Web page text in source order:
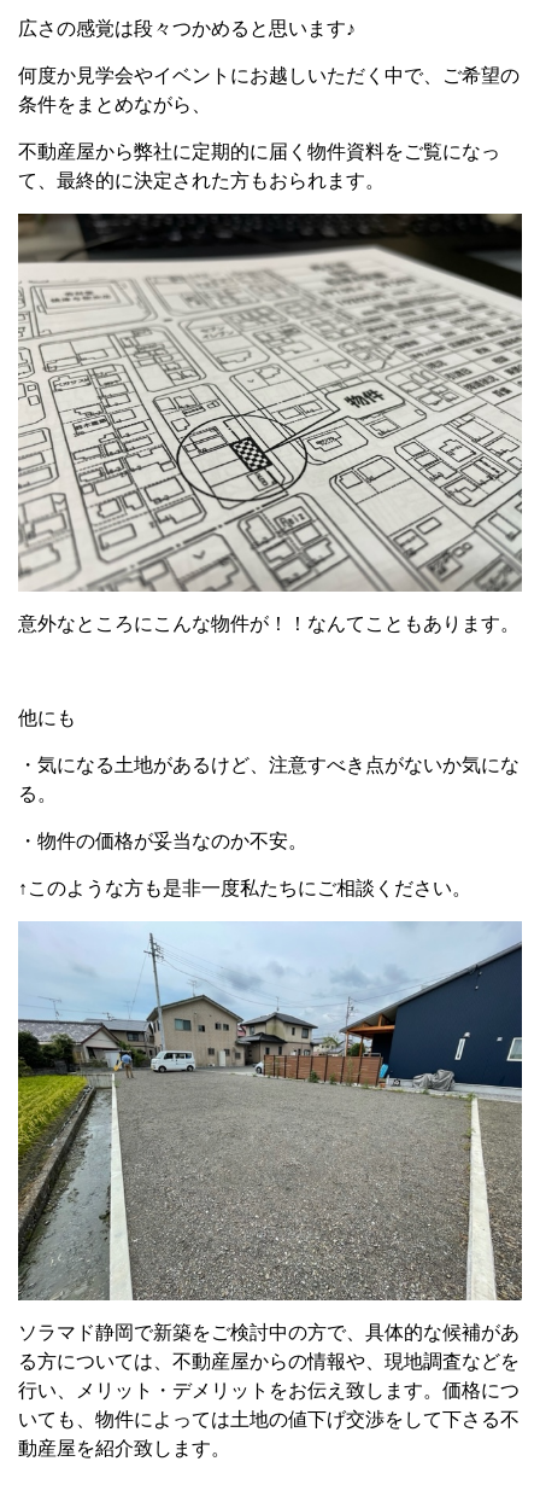
広さの感覚は段々つかめると思います♪
何度か見学会やイベントにお越しいただく中で、ご希望の
条件をまとめながら、
不動産屋から弊社に定期的に届く物件資料をご覧になっ
て、最終的に決定された方もおられます。
意外なところにこんな物件が！！なんてこともあります。
他にも
・気になる土地があるけど、注意すべき点がないか気にな
る。
・物件の価格が妥当なのか不安。
↑このような方も是非一度私たちにご相談ください。
ソラマド静岡で新築をご検討中の方で、具体的な候補があ
る方については、不動産屋からの情報や、現地調査などを
行い、メリット・デメリットをお伝え致します。価格につ
いても、物件によっては土地の値下げ交渉をして下さる不
動産屋を紹介致します。